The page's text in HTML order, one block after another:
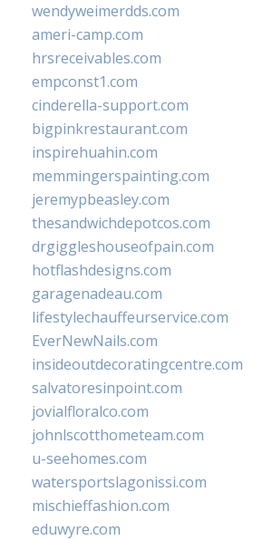
wendyweimerdds.com
ameri-camp.com
hrsreceivables.com
empconst1.com
cinderella-support.com
bigpinkrestaurant.com
inspirehuahin.com
memmingerspainting.com
jeremypbeasley.com
thesandwichdepotcos.com
drgiggleshouseofpain.com
hotflashdesigns.com
garagenadeau.com
lifestylechauffeurservice.com
EverNewNails.com
insideoutdecoratingcentre.com
salvatoresinpoint.com
jovialfloralco.com
johnlscotthometeam.com
u-seehomes.com
watersportslagonissi.com
mischieffashion.com
eduwyre.com